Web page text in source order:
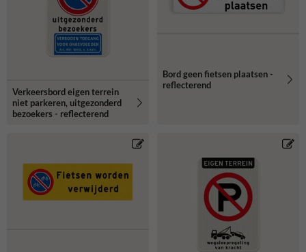
Verkeersbord eigen terrein
niet parkeren, uitgezonderd
bezoekers - reflecterend
Bord geen fietsen plaatsen -
reflecterend